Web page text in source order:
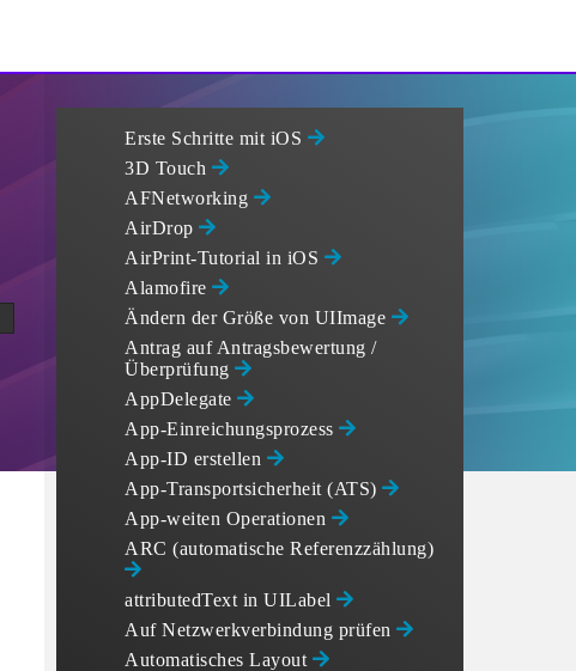
Erste Schritte mit iOS
3D Touch
AFNetworking
AirDrop
AirPrint-Tutorial in iOS
Alamofire
Ändern der Größe von UIImage
Antrag auf Antragsbewertung /
Überprüfung
AppDelegate
App-Einreichungsprozess
App-ID erstellen
App-Transportsicherheit (ATS)
App-weiten Operationen
ARC (automatische Referenzzählung)
attributedText in UILabel
Auf Netzwerkverbindung prüfen
Automatisches Layout